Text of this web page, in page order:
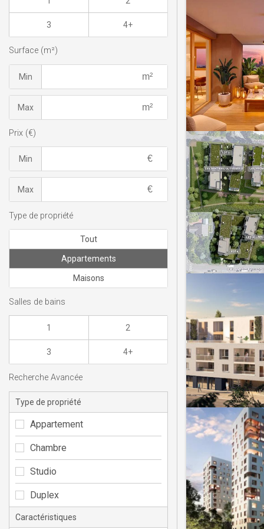
3 4+
Surface (m²)
Min
Max
Prix (€)
Min
Max
Type de propriété
Tout
Appartements
Maisons
Salles de bains
1 2
3 4+
Recherche Avancée
Type de propriété
Appartement
Chambre
Studio
Duplex
Caractéristiques